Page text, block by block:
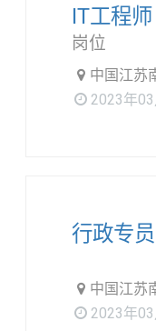
IT工程师
岗位
中国江苏
2023年
行政专员
中国江苏
2023年